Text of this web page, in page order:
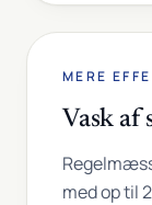
MERE
Vask af
med op til